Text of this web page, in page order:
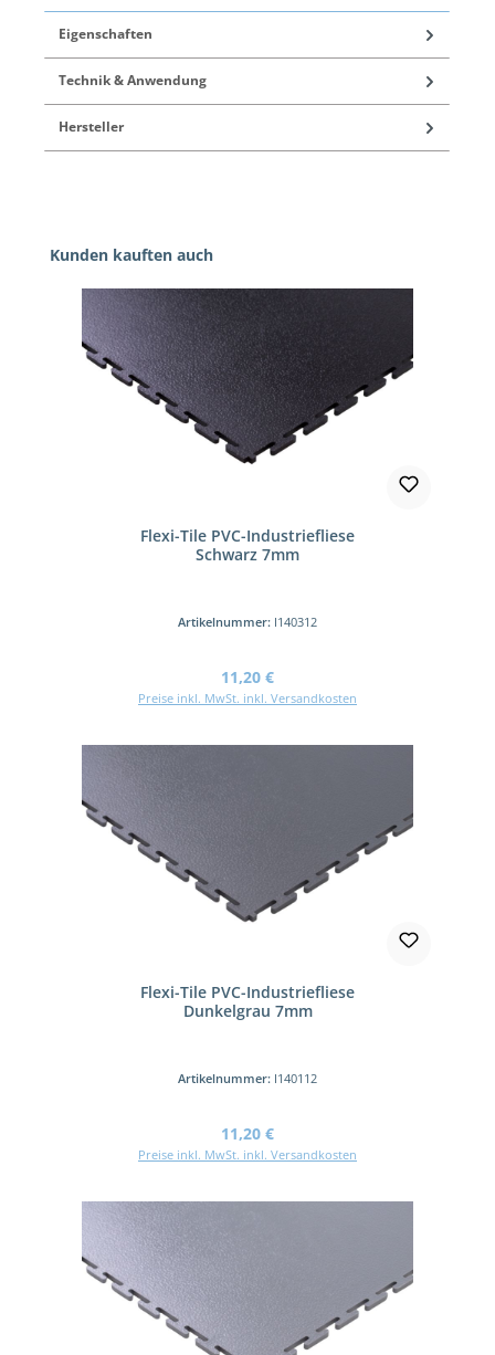
Eigenschaften
Technik & Anwendung
Hersteller
Produktgalerie überspringen
Kunden kauften auch
Flexi-Tile PVC-Industriefliese
Schwarz 7mm
Artikelnummer: I140312
Regulärer Preis:
11,20 €
Preise inkl. MwSt. inkl. Versandkosten
Flexi-Tile PVC-Industriefliese
Dunkelgrau 7mm
Artikelnummer: I140112
Regulärer Preis:
11,20 €
Preise inkl. MwSt. inkl. Versandkosten